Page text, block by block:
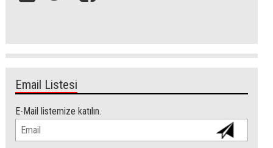
Email Listesi
E-Mail listemize katılın.